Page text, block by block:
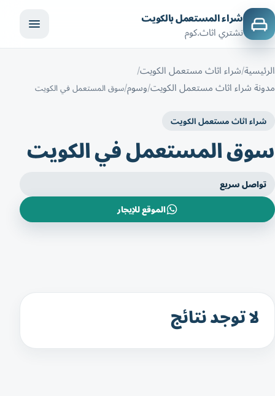
شراء المستعمل بالكويت
نشتري اثاث.كوم
الرئيسية شراء اثاث مستعمل الكويت
مدونة شراء اثاث مستعمل الكويت وسوم سوق المستعمل في الكويت
شراء اثاث مستعمل الكويت
سوق المستعمل في الكويت
تواصل سريع
الموقع للإيجار
لا توجد نتائج